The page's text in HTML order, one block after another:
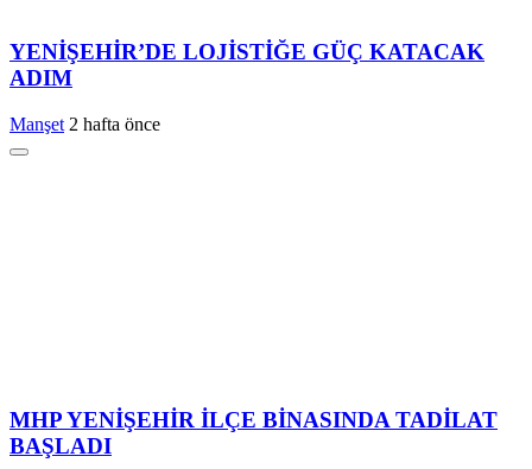
YENİŞEHİR’DE LOJİSTİĞE GÜÇ KATACAK
ADIM
Manşet 2 hafta önce
MHP YENİŞEHİR İLÇE BİNASINDA TADİLAT
BAŞLADI